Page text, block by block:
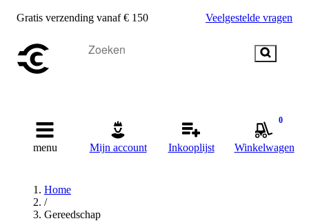
Gratis verzending vanaf € 150 Veelgestelde vragen
menu Mijn account Inkooplijst
0
Winkelwagen
Home
/
Gereedschap